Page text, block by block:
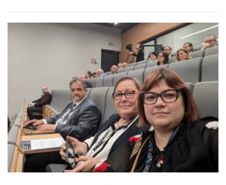
La
Tekwill
UTM:
Schimb
De
Experiențe,
Bune
Practici
Și
Perspective
Europene